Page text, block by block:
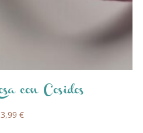
con Cosidos
3,99 €